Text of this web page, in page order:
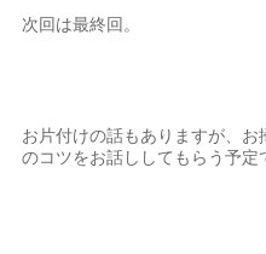
次回は最終回。
お片付けの話もありますが、
のコツをお話ししてもらう予定